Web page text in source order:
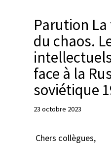
Parution
du chaos.
face à la
soviétique
23 octobre 2023
‌ ‌Chers collègues,